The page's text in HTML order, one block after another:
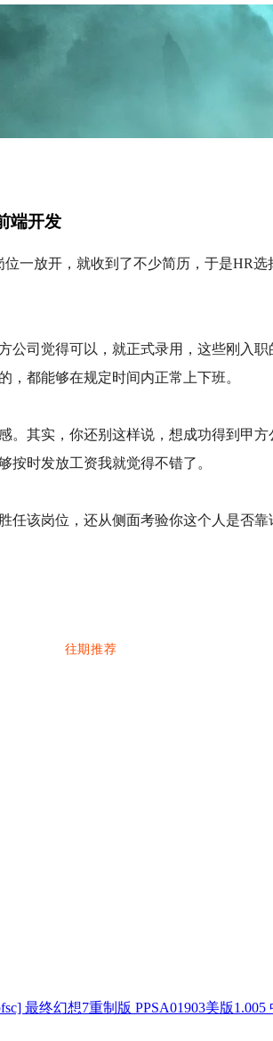
端开发
一放开，就收到了不少简历，于是HR
司觉得可以，就正式录用，这些刚入
都能够在规定时间内正常上下班。
其实，你还别这样说，想成功得到甲
时发放工资我就觉得不错了。
该岗位，还从侧面考验你这个人是否
往期推荐
最终幻想7重制版 PPSA01903美版